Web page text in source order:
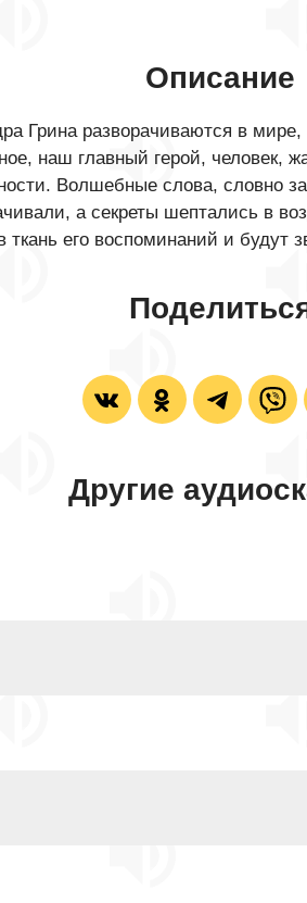
Описание
Грина разворачиваются в
наш главный герой, человек,
Волшебные слова, словно
а секреты шептались в
его воспоминаний и будут
Другие